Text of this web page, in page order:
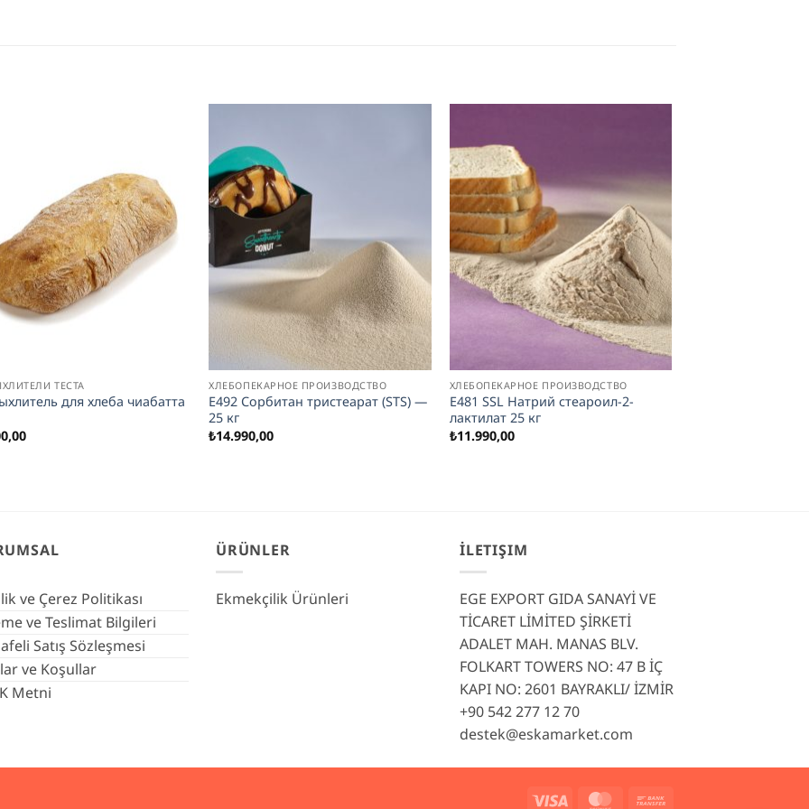
ТЕСТА
для хлеба чиабатта
ХЛЕБОПЕКАРНОЕ ПРОИЗВОДСТВО
E492 Сорбитан тристеарат (STS) —
25 кг
₺14.990,00
ХЛЕБОПЕКАРНОЕ ПРОИЗВОДСТВО
E481 SSL Натрий стеароил-2-
лактилат 25 кг
₺11.990,00
ve Çerez Politikası
ve Teslimat Bilgileri
Satış Sözleşmesi
ve Koşullar
Metni
ÜRÜNLER
Ekmekçilik Ürünleri
İLETIŞIM
EGE EXPORT GIDA SANAYİ VE
TİCARET LİMİTED ŞİRKETİ
ADALET MAH. MANAS BLV.
FOLKART TOWERS NO: 47 B İÇ
KAPI NO: 2601 BAYRAKLI/ İZMİR
+90 542 277 12 70
destek@eskamarket.com
Visa MasterCard